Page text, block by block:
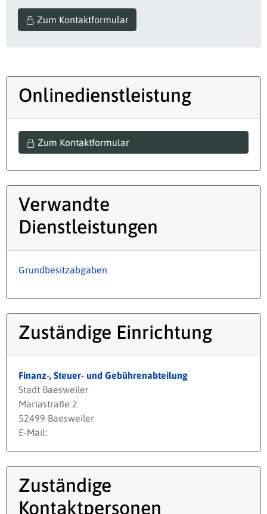
Zum Kontaktformular
Onlinedienstleistung
Zum Kontaktformular
Verwandte
Dienstleistungen
Grundbesitzabgaben
Zuständige Einrichtung
Finanz-, Steuer- und Gebührenabteilung
Stadt Baesweiler
Mariastraße 2
52499 Baesweiler
E-Mail:
Zuständige
Kontaktpersonen